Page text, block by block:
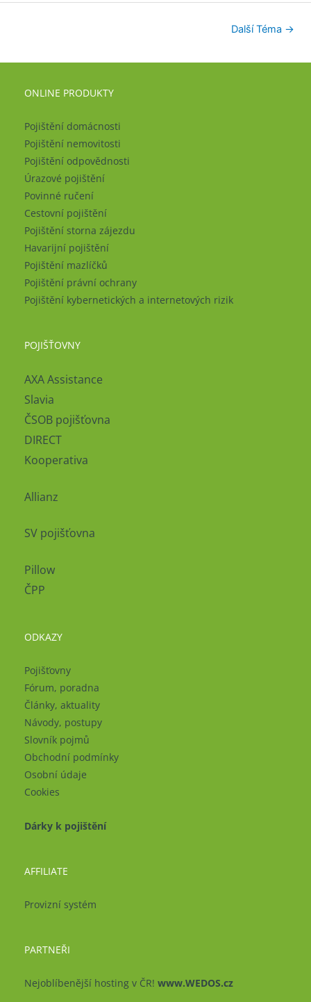
Další Téma →
ONLINE PRODUKTY
Pojištění domácnosti
Pojištění nemovitosti
Pojištění odpovědnosti
Úrazové pojištění
Povinné ručení
Cestovní pojištění
Pojištění storna zájezdu
Havarijní pojištění
Pojištění mazlíčků
Pojištění právní ochrany
Pojištění kybernetických a internetových rizik
POJIŠŤOVNY
AXA Assistance
Slavia
ČSOB pojišťovna
DIRECT
Kooperativa
Allianz
SV pojišťovna
Pillow
ČPP
ODKAZY
Pojišťovny
Fórum, poradna
Články, aktuality
Návody, postupy
Slovník pojmů
Obchodní podmínky
Osobní údaje
Cookies
Dárky k pojištění
AFFILIATE
Provizní systém
PARTNEŘI
Nejoblíbenější hosting v ČR! www.WEDOS.cz